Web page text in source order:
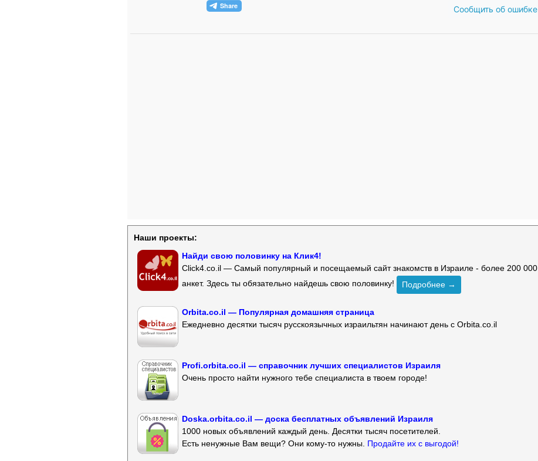
Сообщить об ошибке
Наши проекты:
Найди свою половинку на Клик4!
Click4.co.il — Самый популярный и посещаемый сайт знакомств в Израиле - более 200 000
анкет. Здесь ты обязательно найдешь свою половинку!
Подробнее →
Orbita.co.il — Популярная домашняя страница
Ежедневно десятки тысяч русскоязычных израильтян начинают день с Orbita.co.il
Profi.orbita.co.il — справочник лучших специалистов Израиля
Очень просто найти нужного тебе специалиста в твоем городе!
Doska.orbita.co.il — доска бесплатных объявлений Израиля
1000 новых объявлений каждый день. Десятки тысяч посетителей.
Есть ненужные Вам вещи? Они кому-то нужны. Продайте их с выгодой!